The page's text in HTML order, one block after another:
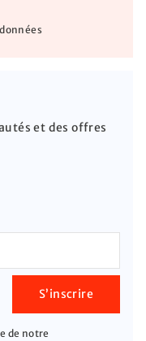
et des offres
S’inscrire
de notre